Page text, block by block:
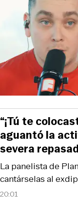
20:01
La panelista de
cantárselas al
“¡Tú te
aguantó la
severa